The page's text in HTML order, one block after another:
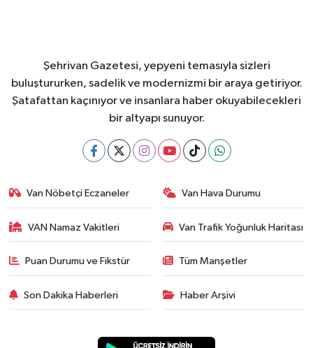
Şehrivan Gazetesi, yepyeni temasıyla sizleri
buluştururken, sadelik ve modernizmi bir araya getiriyor.
Şatafattan kaçınıyor ve insanlara haber okuyabilecekleri
bir altyapı sunuyor.
Van Nöbetçi Eczaneler Van Hava Durumu
VAN Namaz Vakitleri Van Trafik Yoğunluk Haritası
Puan Durumu ve Fikstür Tüm Manşetler
Son Dakika Haberleri Haber Arşivi